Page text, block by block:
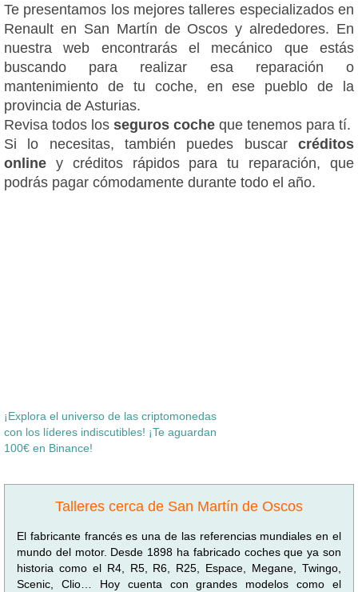
Te presentamos los mejores talleres especializados en
Renault en San Martín de Oscos y alrededores. En
nuestra web encontrarás el mecánico que estás
buscando para realizar esa reparación o
mantenimiento de tu coche, en ese pueblo de la
provincia de Asturias.
Revisa todos los seguros coche que tenemos para tí.
Si lo necesitas, también puedes buscar créditos
online y créditos rápidos para tu reparación, que
podrás pagar cómodamente durante todo el año.
¡Explora el universo de las criptomonedas
con los líderes indiscutibles! ¡Te aguardan
100€ en Binance!
Talleres cerca de San Martín de Oscos
El fabricante francés es una de las referencias mundiales en el
mundo del motor. Desde 1898 ha fabricado coches que ya son
historia como el R4, R5, R6, R25, Espace, Megane, Twingo,
Scenic, Clio… Hoy cuenta con grandes modelos como el